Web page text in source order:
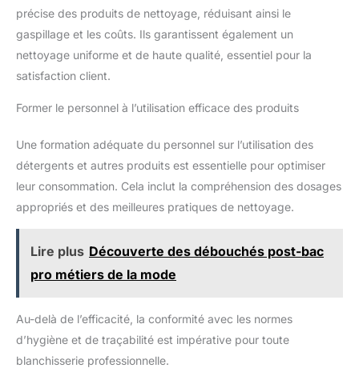
précise des produits de nettoyage, réduisant ainsi le
gaspillage et les coûts. Ils garantissent également un
nettoyage uniforme et de haute qualité, essentiel pour la
satisfaction client.
Former le personnel à l’utilisation efficace des produits
Une formation adéquate du personnel sur l’utilisation des
détergents et autres produits est essentielle pour optimiser
leur consommation. Cela inclut la compréhension des dosages
appropriés et des meilleures pratiques de nettoyage.
Lire plus Découverte des débouchés post-bac
pro métiers de la mode
Au-delà de l’efficacité, la conformité avec les normes
d’hygiène et de traçabilité est impérative pour toute
blanchisserie professionnelle.